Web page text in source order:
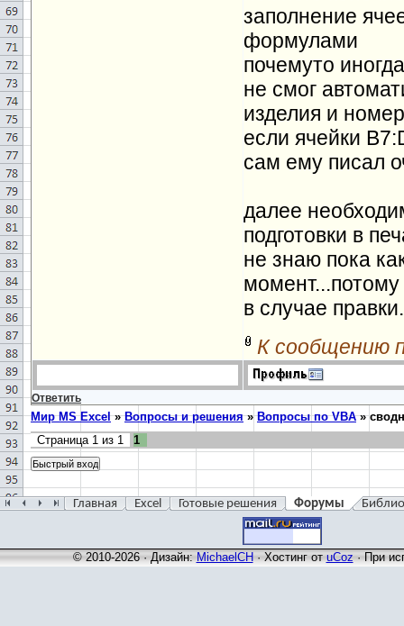
заполнение
формулами
почемуто
не смог
изделия и
если ячейки
сам ему писал
далее
подготовки в
не знаю пока
в случае правки.
К сообщению
Ответить
Мир MS Excel » Вопросы и решения » Вопросы по VBA »
Страница 1 из 1 1
Главная Excel Готовые решения Форумы
© 2010-2026 · Дизайн: MichaelCH · Хостинг от uCoz · При